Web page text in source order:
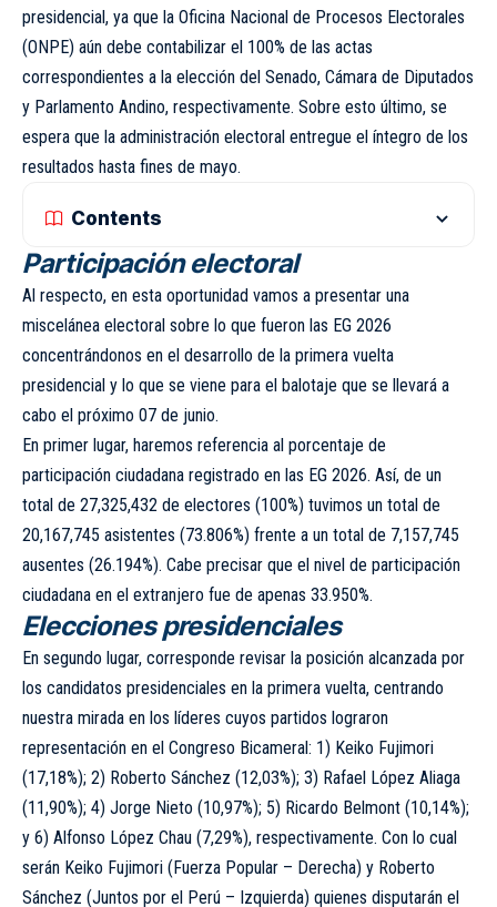
presidencial, ya que la Oficina Nacional de Procesos Electorales
(ONPE) aún debe contabilizar el 100% de las actas
correspondientes a la elección del Senado, Cámara de Diputados
y Parlamento Andino, respectivamente. Sobre esto último, se
espera que la administración electoral entregue el íntegro de los
resultados hasta fines de mayo.
Contents
Participación electoral
Al respecto, en esta oportunidad vamos a presentar una
miscelánea electoral sobre lo que fueron las EG 2026
concentrándonos en el desarrollo de la primera vuelta
presidencial y lo que se viene para el balotaje que se llevará a
cabo el próximo 07 de junio.
En primer lugar, haremos referencia al porcentaje de
participación ciudadana registrado en las EG 2026. Así, de un
total de 27,325,432 de electores (100%) tuvimos un total de
20,167,745 asistentes (73.806%) frente a un total de 7,157,745
ausentes (26.194%). Cabe precisar que el nivel de participación
ciudadana en el extranjero fue de apenas 33.950%.
Elecciones presidenciales
En segundo lugar, corresponde revisar la posición alcanzada por
los candidatos presidenciales en la primera vuelta, centrando
nuestra mirada en los líderes cuyos partidos lograron
representación en el Congreso Bicameral: 1) Keiko Fujimori
(17,18%); 2) Roberto Sánchez (12,03%); 3) Rafael López Aliaga
(11,90%); 4) Jorge Nieto (10,97%); 5) Ricardo Belmont (10,14%);
y 6) Alfonso López Chau (7,29%), respectivamente. Con lo cual
serán Keiko Fujimori (Fuerza Popular – Derecha) y Roberto
Sánchez (Juntos por el Perú – Izquierda) quienes disputarán el